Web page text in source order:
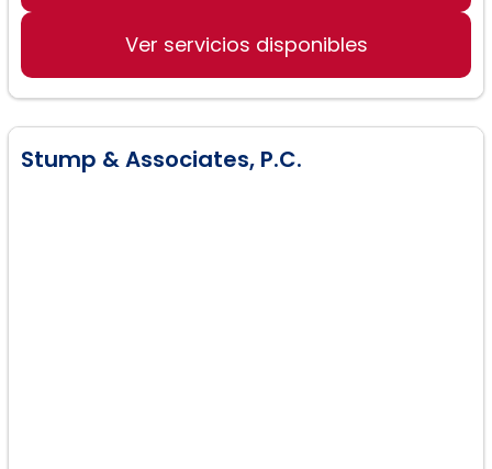
inmigración
Ver servicios disponibles
Stump & Associates, P.C.